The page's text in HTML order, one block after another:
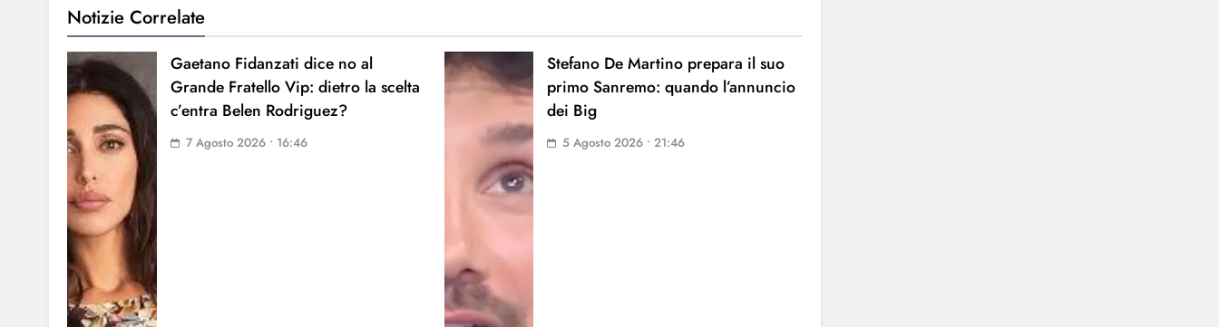
Notizie Correlate
Gaetano Fidanzati dice no al
Grande Fratello Vip: dietro la scelta
c’entra Belen Rodriguez?
7 Agosto 2026 • 16:46
Stefano De Martino prepara il suo
primo Sanremo: quando l’annuncio
dei Big
5 Agosto 2026 • 21:46